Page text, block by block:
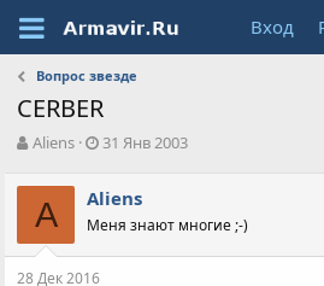
Вход
Вопрос звезде
CERBER
А
т
р
т
е
Aliens
Д
а
н
31 Янв 2003
A Aliens
Меня знают многие ;-)
28 Дек 2016